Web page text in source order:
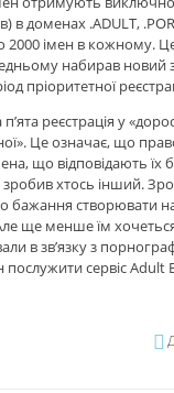
в доменах .ADULT,
2000 імен в кожному.
набирав
пріоритетної
реєстрація у
Це означає, що
що відповідають їх
хтось інший.
бажання створювати
ще менше їм
в зв’язку з
послужити сервіс Adult